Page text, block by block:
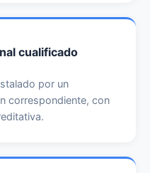
cualificado
por un
correspondiente, con